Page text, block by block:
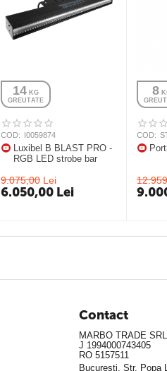
14 KG
GREUTATE
COD: I0059874
Luxibel B BLAST PRO -
RGB LED strobe bar
9.075,00 Lei
6.050,00 Lei
8
COD:
Contact
MARBO TRADE SRL
J 1994000743405
RO 5157511
Bucuresti, Str. Popa